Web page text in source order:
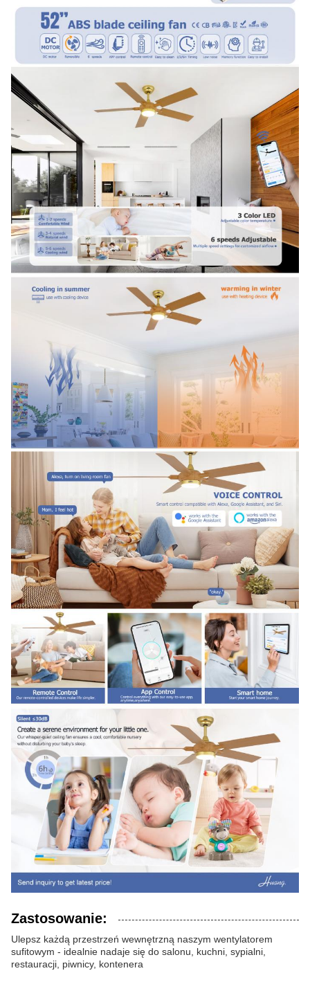
Zastosowanie:
Ulepsz każdą przestrzeń wewnętrzną naszym wentylatorem
sufitowym - idealnie nadaje się do salonu, kuchni, sypialni,
restauracji, piwnicy, kontenera